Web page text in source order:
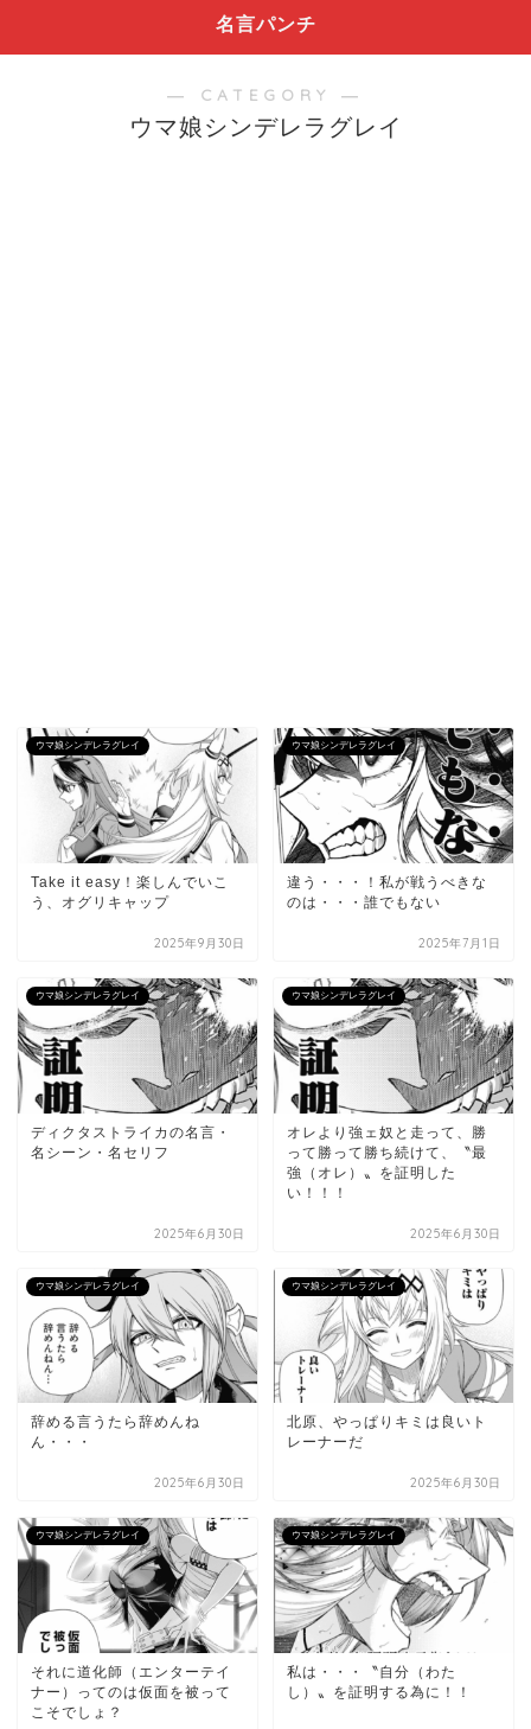
名言パンチ
― CATEGORY ―
ウマ娘シンデレラグレイ
ウマ娘シンデレラグレイ
Take it easy！楽しんでいこ
う、オグリキャップ
2025年9月30日
ウマ娘シンデレラグレイ
違う・・・！私が戦うべきな
のは・・・誰でもない
2025年7月1日
ウマ娘シンデレラグレイ
ディクタストライカの名言・
名シーン・名セリフ
2025年6月30日
ウマ娘シンデレラグレイ
オレより強ェ奴と走って、勝
って勝って勝ち続けて、〝最
強（オレ）〟を証明した
い！！！
2025年6月30日
ウマ娘シンデレラグレイ
辞める言うたら辞めんね
ん・・・
2025年6月30日
ウマ娘シンデレラグレイ
北原、やっぱりキミは良いト
レーナーだ
2025年6月30日
ウマ娘シンデレラグレイ
それに道化師（エンターテイ
ナー）ってのは仮面を被って
こそでしょ？
ウマ娘シンデレラグレイ
私は・・・〝自分（わた
し）〟を証明する為に！！